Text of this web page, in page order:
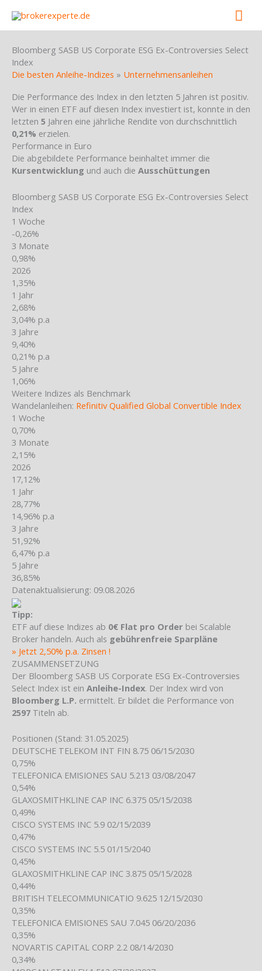
content
Bloomberg SASB US Corporate ESG Ex-Controversies Select
Index
Die besten Anleihe-Indizes » Unternehmensanleihen
Die Performance des Index in den letzten 5 Jahren ist positiv.
Wer in einen ETF auf diesen Index investiert ist, konnte in den
letzten 5 Jahren eine jährliche Rendite von durchschnittlich
0,21% erzielen.
Performance in Euro
Die abgebildete Performance beinhaltet immer die
Kursentwicklung und auch die Ausschüttungen
Bloomberg SASB US Corporate ESG Ex-Controversies Select
Index
1 Woche
-0,26%
3 Monate
0,98%
2026
1,35%
1 Jahr
2,68%
3,04% p.a
3 Jahre
9,40%
0,21% p.a
5 Jahre
1,06%
Weitere Indizes als Benchmark
Wandelanleihen: Refinitiv Qualified Global Convertible Index
1 Woche
0,70%
3 Monate
2,15%
2026
17,12%
1 Jahr
28,77%
14,96% p.a
3 Jahre
51,92%
6,47% p.a
5 Jahre
36,85%
Datenaktualisierung: 09.08.2026
Tipp:
ETF auf diese Indizes ab 0€ Flat pro Order bei Scalable
Broker handeln. Auch als gebührenfreie Sparpläne
» Jetzt 2,50% p.a. Zinsen !
ZUSAMMENSETZUNG
Der Bloomberg SASB US Corporate ESG Ex-Controversies
Select Index ist ein Anleihe-Index. Der Index wird von
Bloomberg L.P. ermittelt. Er bildet die Performance von
2597 Titeln ab.
Positionen (Stand: 31.05.2025)
DEUTSCHE TELEKOM INT FIN 8.75 06/15/2030
0,75%
TELEFONICA EMISIONES SAU 5.213 03/08/2047
0,54%
GLAXOSMITHKLINE CAP INC 6.375 05/15/2038
0,49%
CISCO SYSTEMS INC 5.9 02/15/2039
0,47%
CISCO SYSTEMS INC 5.5 01/15/2040
0,45%
GLAXOSMITHKLINE CAP INC 3.875 05/15/2028
0,44%
BRITISH TELECOMMUNICATIO 9.625 12/15/2030
0,35%
TELEFONICA EMISIONES SAU 7.045 06/20/2036
0,35%
NOVARTIS CAPITAL CORP 2.2 08/14/2030
0,34%